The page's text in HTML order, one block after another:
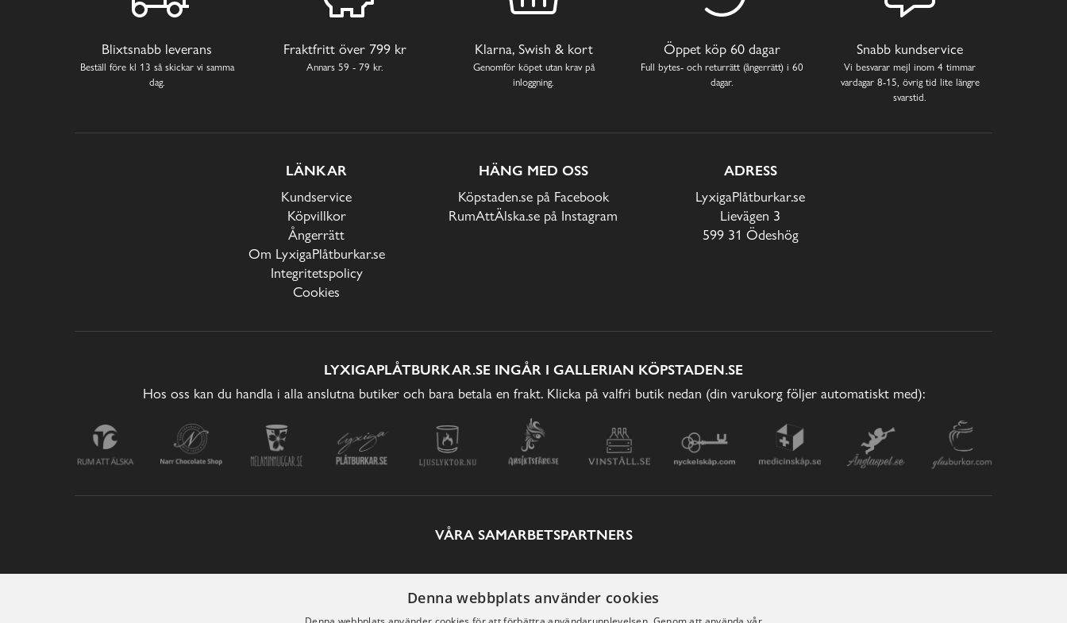
Blixtsnabb leverans
Beställ före kl 13 så skickar vi samma
dag.
Fraktfritt över 799 kr
Annars 59 - 79 kr.
Klarna, Swish & kort
Genomför köpet utan krav på
inloggning.
Öppet köp 60 dagar
Full bytes- och returrätt (ångerrätt) i 60
dagar.
Snabb kundservice
Vi besvarar mejl inom 4 timmar
vardagar 8-15, övrig tid lite längre
svarstid.
LÄNKAR
Kundservice
Köpvillkor
Ångerrätt
Om LyxigaPlåtburkar.se
Integritetspolicy
Cookies
HÄNG MED OSS
Köpstaden.se på Facebook
RumAttÄlska.se på Instagram
ADRESS
LyxigaPlåtburkar.se
Lievägen 3
599 31 Ödeshög
LYXIGAPLÅTBURKAR.SE INGÅR I GALLERIAN KÖPSTADEN.SE
Hos oss kan du handla i alla anslutna butiker och bara betala en frakt. Klicka på valfri butik nedan (din varukorg följer automatiskt med):
VÅRA SAMARBETSPARTNERS
Denna webbplats använder cookies